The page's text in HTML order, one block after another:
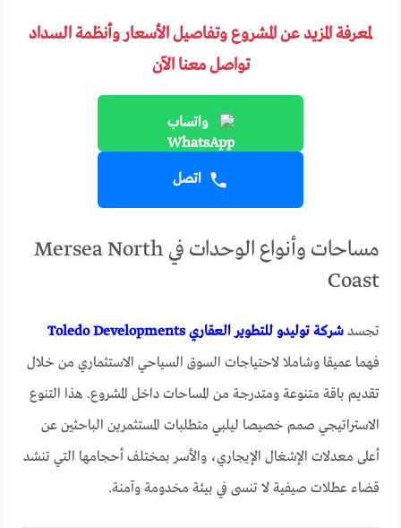
لمعرفة المزيد عن المشروع وتفاصيل الأسعار وأنظمة السداد
تواصل معنا الآن
واتساب
اتصل
مساحات وأنواع الوحدات في Mersea North
Coast
تجسدشركة توليدو للتطوير العقاري Toledo Developments
فهما عميقا وشاملا لاحتياجات السوق السياحي الاستثماري من خلال
تقديم باقة متنوعة ومتدرجة من المساحات داخل المشروع. هذا التنوع
الاستراتيجي صمم خصيصا ليلبي متطلبات المستثمرين الباحثين عن
أعلى معدلات الإشغال الإيجاري، والأسر بمختلف أحجامها التي تنشد
قضاء عطلات صيفية لا تنسى في بيئة مخدومة وآمنة.